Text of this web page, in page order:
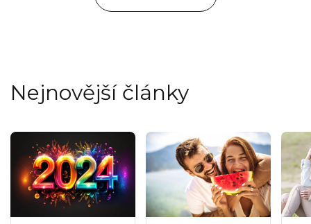
Nejnovější články